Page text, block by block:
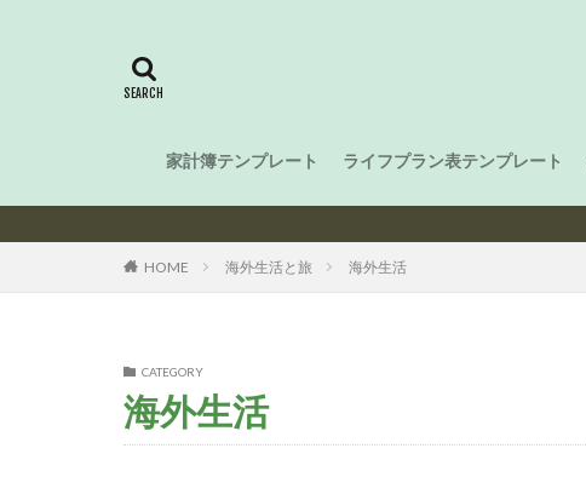
家計簿テンプレート ライフプラン表テンプレート
HOME 海外生活と旅 海外生活
CATEGORY
海外生活